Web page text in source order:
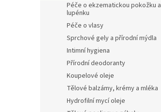
Péče o ekzematickou pokožku a
lupénku
Péče o vlasy
Sprchové gely a přírodní mýdla
Intimní hygiena
Přírodní deodoranty
Koupelové oleje
Tělové balzámy, krémy a mléka
Hydrofilní mycí oleje